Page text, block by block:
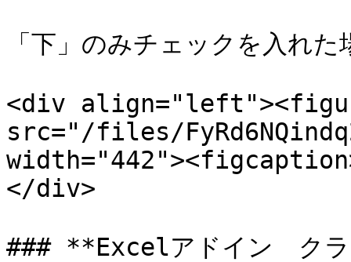
「下」のみチェックを入れ
<div
src="/files/
</div>
### **Excelアドイン　ク